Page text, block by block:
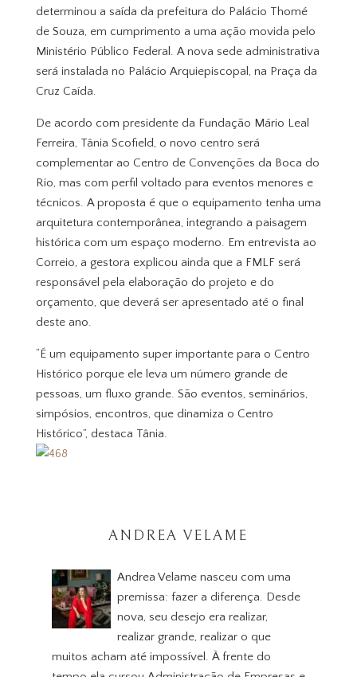
determinou a saída da prefeitura do Palácio Thomé
de Souza, em cumprimento a uma ação movida pelo
Ministério Público Federal. A nova sede administrativa
será instalada no Palácio Arquiepiscopal, na Praça da
Cruz Caída.
De acordo com presidente da Fundação Mário Leal
Ferreira, Tânia Scofield, o novo centro será
complementar ao Centro de Convenções da Boca do
Rio, mas com perfil voltado para eventos menores e
técnicos. A proposta é que o equipamento tenha uma
arquitetura contemporânea, integrando a paisagem
histórica com um espaço moderno. Em entrevista ao
Correio, a gestora explicou ainda que a FMLF será
responsável pela elaboração do projeto e do
orçamento, que deverá ser apresentado até o final
deste ano.
“É um equipamento super importante para o Centro
Histórico porque ele leva um número grande de
pessoas, um fluxo grande. São eventos, seminários,
simpósios, encontros, que dinamiza o Centro
Histórico”, destaca Tânia.
ANDREA VELAME
Andrea Velame nasceu com uma
premissa: fazer a diferença. Desde
nova, seu desejo era realizar,
realizar grande, realizar o que
muitos acham até impossível. À frente do